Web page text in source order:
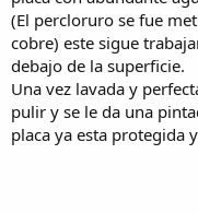
(El percloruro se fue
cobre) este sigue
debajo de la superficie.
Una vez lavada y
pulir y se le da una
placa ya esta protegida